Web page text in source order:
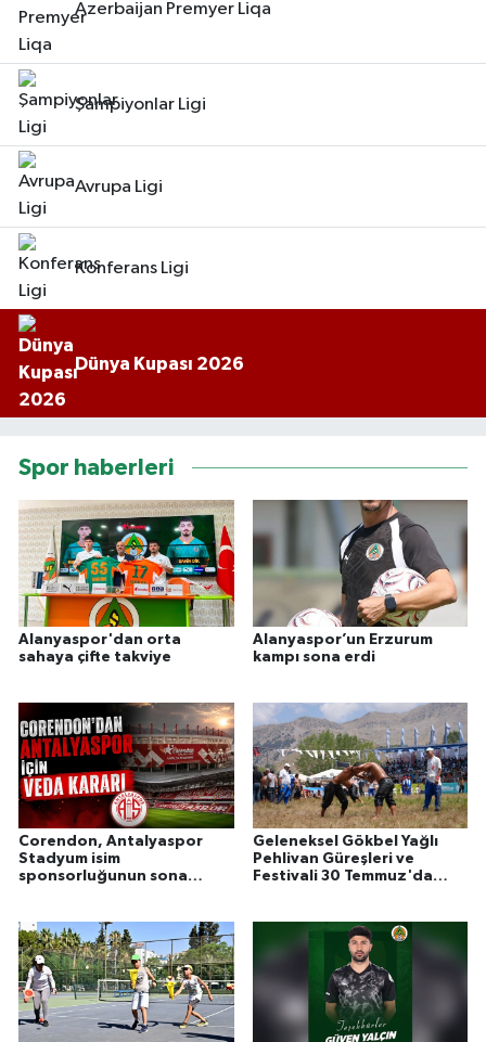
Azerbaijan Premyer Liqa
Şampiyonlar Ligi
Avrupa Ligi
Konferans Ligi
Dünya Kupası 2026
Spor haberleri
Alanyaspor'dan orta
sahaya çifte takviye
Alanyaspor’un Erzurum
kampı sona erdi
Corendon, Antalyaspor
Stadyum isim
sponsorluğunun sona
Geleneksel Gökbel Yağlı
Pehlivan Güreşleri ve
Festivali 30 Temmuz'da